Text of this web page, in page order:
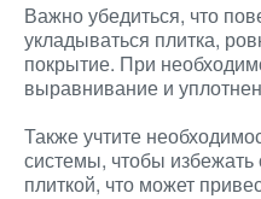
Важно убедиться, что
укладываться плитка,
покрытие. При
выравнивание и
Также учтите
системы, чтобы
плиткой, что может